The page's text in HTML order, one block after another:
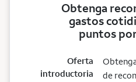
Obtenga
gastos
puntos
Oferta
introductoria
de